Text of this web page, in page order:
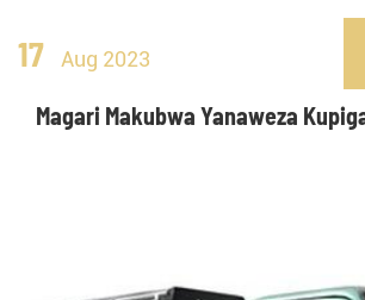
17 Aug 2023
Magari Makubwa Yanaweza